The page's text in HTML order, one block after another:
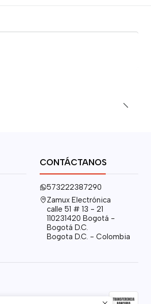
CONTÁCTANOS
573222387290
Zamux Electrónica
calle 51 # 13 - 21
110231420 Bogotá -
Bogotá D.C.
Bogota D.C. - Colombia